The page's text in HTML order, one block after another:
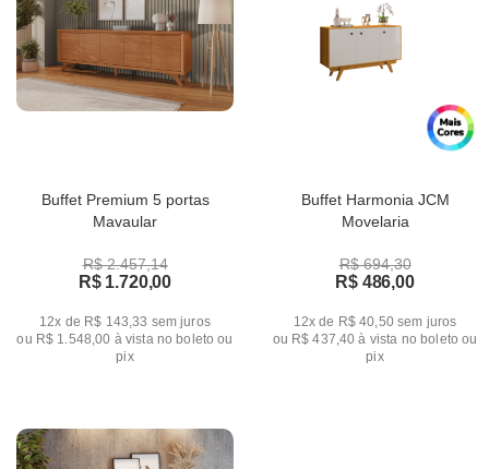
Buffet Premium 5 portas
Mavaular
R$ 2.457,14
R$ 1.720,00
12x de R$ 143,33 sem juros
ou R$ 1.548,00 à vista no boleto ou
pix
Buffet Harmonia JCM
Movelaria
R$ 694,30
R$ 486,00
12x de R$ 40,50 sem juros
ou R$ 437,40 à vista no boleto ou
pix